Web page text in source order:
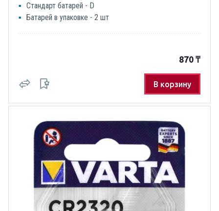
Стандарт батарей - D
Батарей в упаковке - 2 шт
870 ₸
В корзину